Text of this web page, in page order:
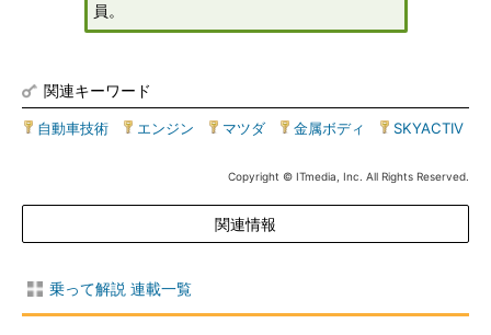
員。
関連キーワード
自動車技術 エンジン マツダ 金属ボディ SKYACTIV
Copyright © ITmedia, Inc. All Rights Reserved.
関連情報
乗って解説 連載一覧